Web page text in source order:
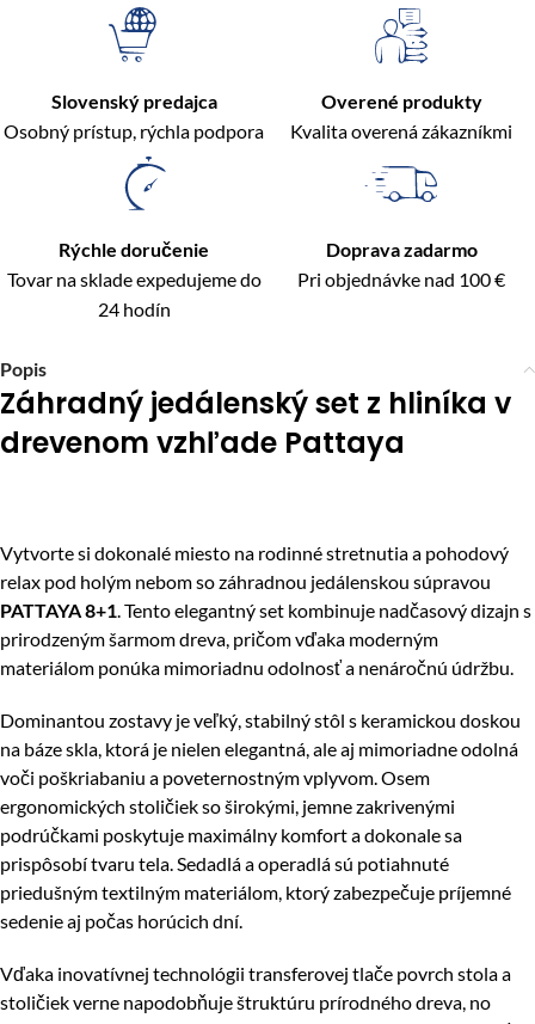
Slovenský predajca
Osobný prístup, rýchla podpora
Overené produkty
Kvalita overená zákazníkmi
Rýchle doručenie
Tovar na sklade expedujeme do
24 hodín
Doprava zadarmo
Pri objednávke nad 100 €
Popis
Záhradný jedálenský set z hliníka v
drevenom vzhľade Pattaya
Vytvorte si dokonalé miesto na rodinné stretnutia a pohodový
relax pod holým nebom so záhradnou jedálenskou súpravou
PATTAYA 8+1. Tento elegantný set kombinuje nadčasový dizajn s
prirodzeným šarmom dreva, pričom vďaka moderným
materiálom ponúka mimoriadnu odolnosť a nenáročnú údržbu.
Dominantou zostavy je veľký, stabilný stôl s keramickou doskou
na báze skla, ktorá je nielen elegantná, ale aj mimoriadne odolná
voči poškriabaniu a poveternostným vplyvom. Osem
ergonomických stoličiek so širokými, jemne zakrivenými
podrúčkami poskytuje maximálny komfort a dokonale sa
prispôsobí tvaru tela. Sedadlá a operadlá sú potiahnuté
priedušným textilným materiálom, ktorý zabezpečuje príjemné
sedenie aj počas horúcich dní.
Vďaka inovatívnej technológii transferovej tlače povrch stola a
stoličiek verne napodobňuje štruktúru prírodného dreva, no